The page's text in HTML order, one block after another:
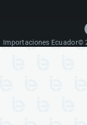
Importaciones Ecuador©